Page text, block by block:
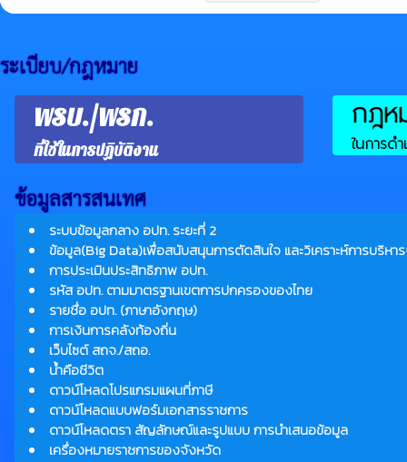
ระเบียบ/กฎหมาย
พรบ./พรก.
ที่ใช้ในการปฏิบัติงาน
กฎห
ในการด
ข้อมูลสารสนเทศ
ระบบข้อมูลกลาง อปท. ระยะที่ 2
ข้อมูล(Big Data)เพื่อสนับสนุนการตัดสินใจ และวิเคราะห์การบริห
การประเมินประสิทธิภาพ อปท.
รหัส อปท. ตามมาตรฐานเขตการปกครองของไทย
รายชื่อ อปท. (ภาษาอังกฤษ)
การเงินการคลังท้องถิ่น
เว็บไซต์ สถจ./สถอ.
น้ำคือชีวิต
ดาวน์โหลดโปรแกรมแผนที่ภาษี
ดาวน์โหลดแบบฟอร์มเอกสารราชการ
ดาวน์โหลดตรา สัญลักษณ์และรูปแบบ การนำเสนอข้อมูล
เครื่องหมายราชการของจังหวัด